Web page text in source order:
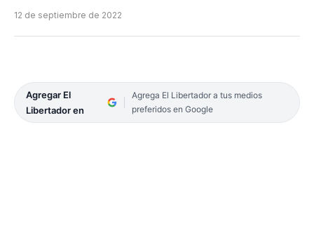
12 de septiembre de 2022
Agregar El
Libertador en
Agrega El Libertador a tus medios
preferidos en Google